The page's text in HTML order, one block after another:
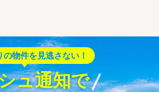
の物件を見逃さない！
ュ通知で